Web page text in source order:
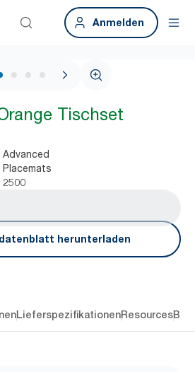
Anmelden
1 / 4
Tischset
Advanced
Placemats
2500
herunterladen
LieferspezifikationenResources